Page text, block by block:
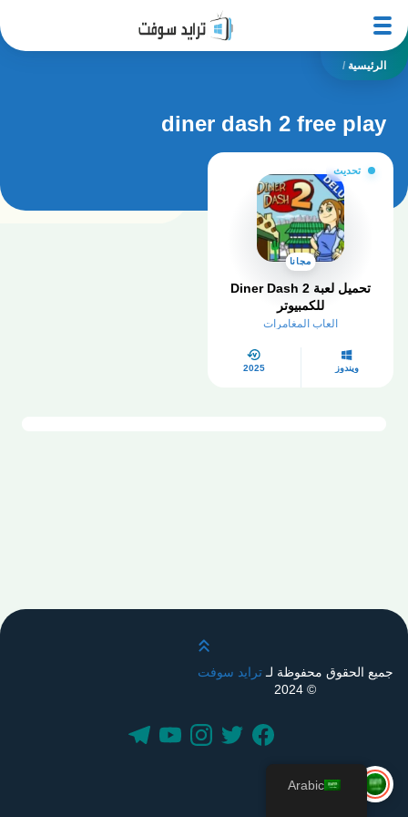
الرئيسية /
diner dash 2 free play
تحديث
مجانا
تحميل لعبة Diner Dash 2
للكمبيوتر
العاب المغامرات
ويندوز 2025
قم بالتمرير لأعلى
جميع الحقوق محفوظة لـترايد سوفت
© 2024
Arabic